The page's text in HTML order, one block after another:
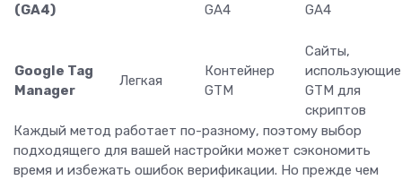
(GA4)
GA4
GA4
Google Tag
Manager
Легкая
Контейнер
GTM
Сайты,
использующие
GTM для
скриптов
Каждый метод работает по-разному, поэтому выбор
подходящего для вашей настройки может сэкономить
время и избежать ошибок верификации. Но прежде чем